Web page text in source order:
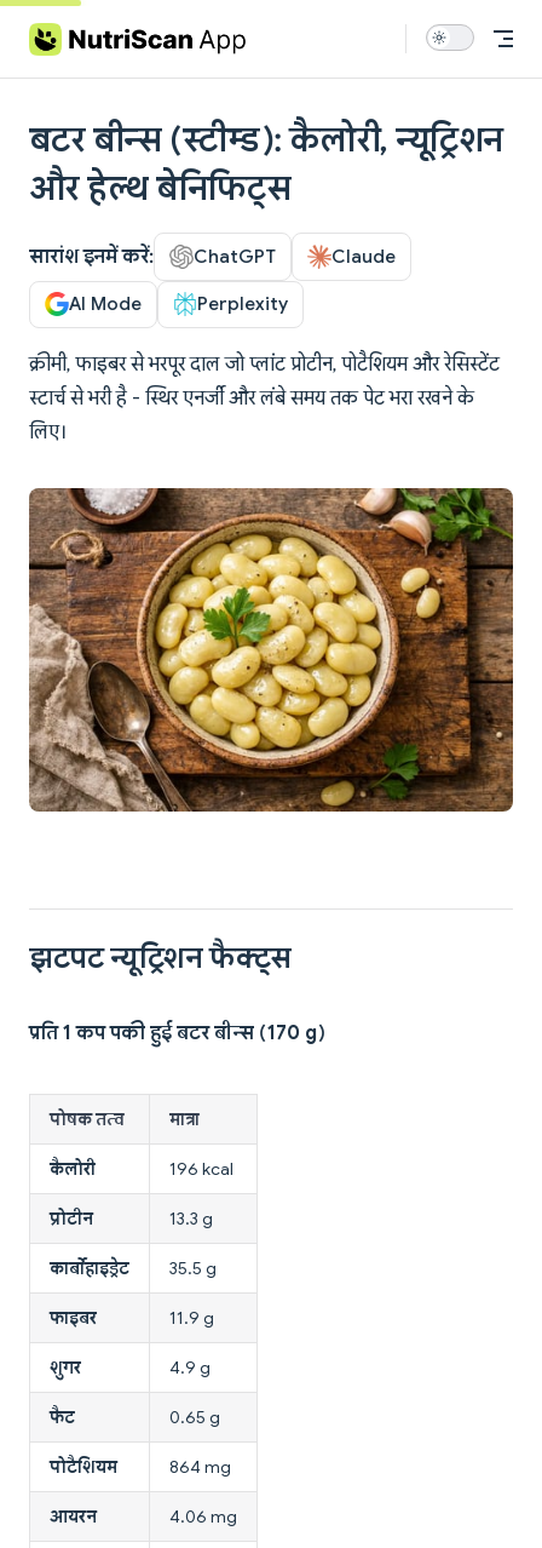
Skip to content
बटर बीन्स (स्टीम्ड): कैलोरी, न्यूट्रिशन
और हेल्थ बेनिफिट्स
सारांश इनमें करें: ChatGPT Claude
AI Mode Perplexity
क्रीमी, फाइबर से भरपूर दाल जो प्लांट प्रोटीन, पोटैशियम और रेसिस्टेंट
स्टार्च से भरी है - स्थिर एनर्जी और लंबे समय तक पेट भरा रखने के
लिए।
झटपट न्यूट्रिशन फैक्ट्स
प्रति 1 कप पकी हुई बटर बीन्स (170 g)
पोषक तत्व मात्रा
कैलोरी 196 kcal
प्रोटीन 13.3 g
कार्बोहाइड्रेट 35.5 g
फाइबर 11.9 g
शुगर 4.9 g
फैट 0.65 g
पोटैशियम 864 mg
आयरन 4.06 mg